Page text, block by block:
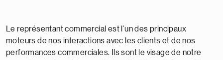
Le représentant commercial est l’un des principaux
moteurs de nos interactions avec les clients et de nos
performances commerciales. Ils sont le visage de notre